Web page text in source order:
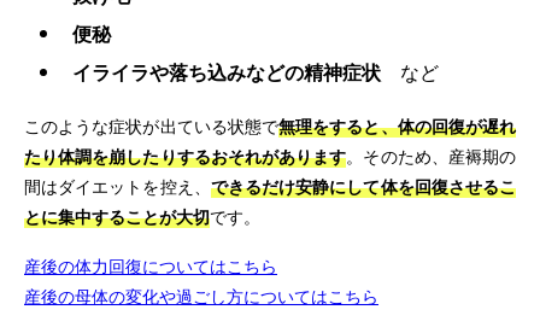
便秘
イライラや落ち込みなどの精神症状 など
このような症状が出ている状態で無理をすると、体の回復が遅れ
たり体調を崩したりするおそれがあります。そのため、産褥期の
間はダイエットを控え、 できるだけ安静にして体を回復させるこ
とに集中することが大切です。
産後の体力回復についてはこちら
産後の母体の変化や過ごし方についてはこちら